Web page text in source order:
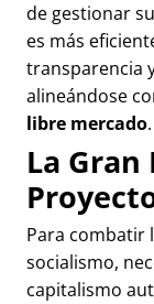
de gestionar
es más
transparencia
alineándose
libre mercado.
La
Para combatir
socialismo,
capitalismo